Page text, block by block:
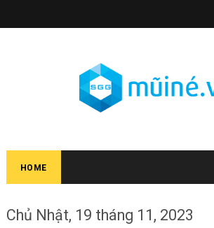
HOME
Chủ Nhật, 19 tháng 11, 2023